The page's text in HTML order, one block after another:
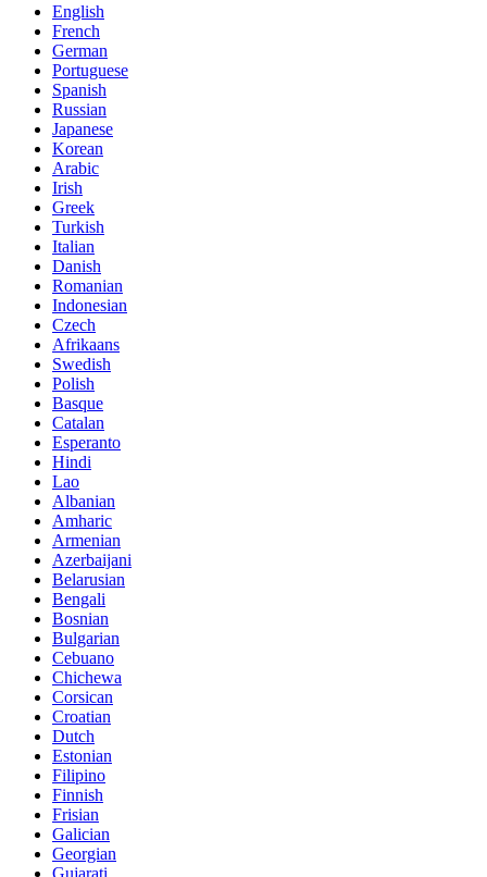
English
French
German
Portuguese
Spanish
Russian
Japanese
Korean
Arabic
Irish
Greek
Turkish
Italian
Danish
Romanian
Indonesian
Czech
Afrikaans
Swedish
Polish
Basque
Catalan
Esperanto
Hindi
Lao
Albanian
Amharic
Armenian
Azerbaijani
Belarusian
Bengali
Bosnian
Bulgarian
Cebuano
Chichewa
Corsican
Croatian
Dutch
Estonian
Filipino
Finnish
Frisian
Galician
Georgian
Gujarati